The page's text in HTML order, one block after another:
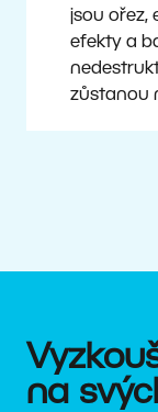
jsou ořez,
efekty a
zůstanou
na